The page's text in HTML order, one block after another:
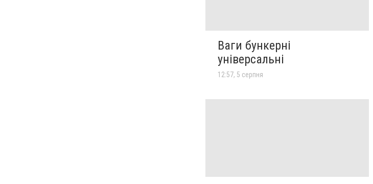
Ваги бункерні
універсальні
12:57, 5 серпня